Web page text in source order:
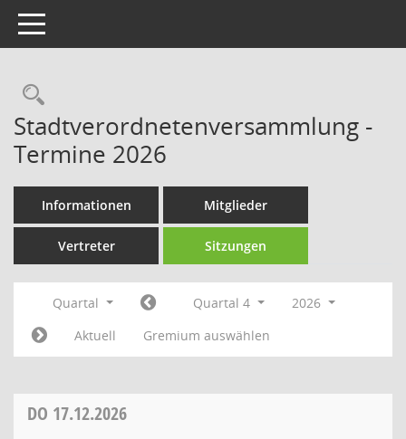
Toggle navigation
Rechercheauswahl
Stadtverordnetenversammlung -
Termine 2026
Informationen Mitglieder
Vertreter Sitzungen
Quartal Quartal 4
2026
Aktuell
Gremium auswählen
DO 17.12.2026